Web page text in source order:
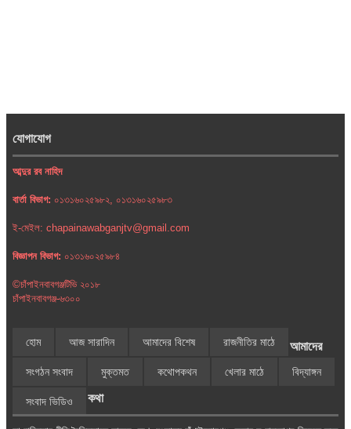
যোগাযোগ
আব্দুর রব নাহিদ
বার্তা বিভাগ: ০১৩১৬০২৫৯৮২, ০১৩১৬০২৫৯৮৩
ই-মেইল: chapainawabganjtv@gmail.com
বিজ্ঞাপন বিভাগ: ০১৩১৬০২৫৯৮৪
©চাঁপাইনবাবগঞ্জটিভি ২০১৮
চাঁপাইনবাবগঞ্জ-৬৩০০
হোম আজ সারাদিন আমাদের বিশেষ রাজনীতির মাঠে
সংগঠন সংবাদ মুক্তমত কথোপকথন খেলার মাঠে বিদ্যাঙ্গন
সংবাদ ভিডিও
আমাদের
কথা